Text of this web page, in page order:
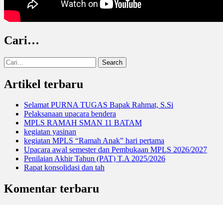
Cari…
Search
for:
Artikel terbaru
Selamat PURNA TUGAS Bapak Rahmat, S.Si
Pelaksanaan upacara bendera
MPLS RAMAH SMAN 11 BATAM
kegiatan yasinan
kegiatan MPLS “Ramah Anak” hari pertama
Upacara awal semester dan Pembukaan MPLS 2026/2027
Penilaian Akhir Tahun (PAT) T.A 2025/2026
Rapat konsolidasi dan tah
Komentar terbaru